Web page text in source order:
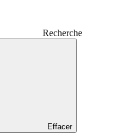
Recherche
Effacer